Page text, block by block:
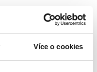
Více o cookies